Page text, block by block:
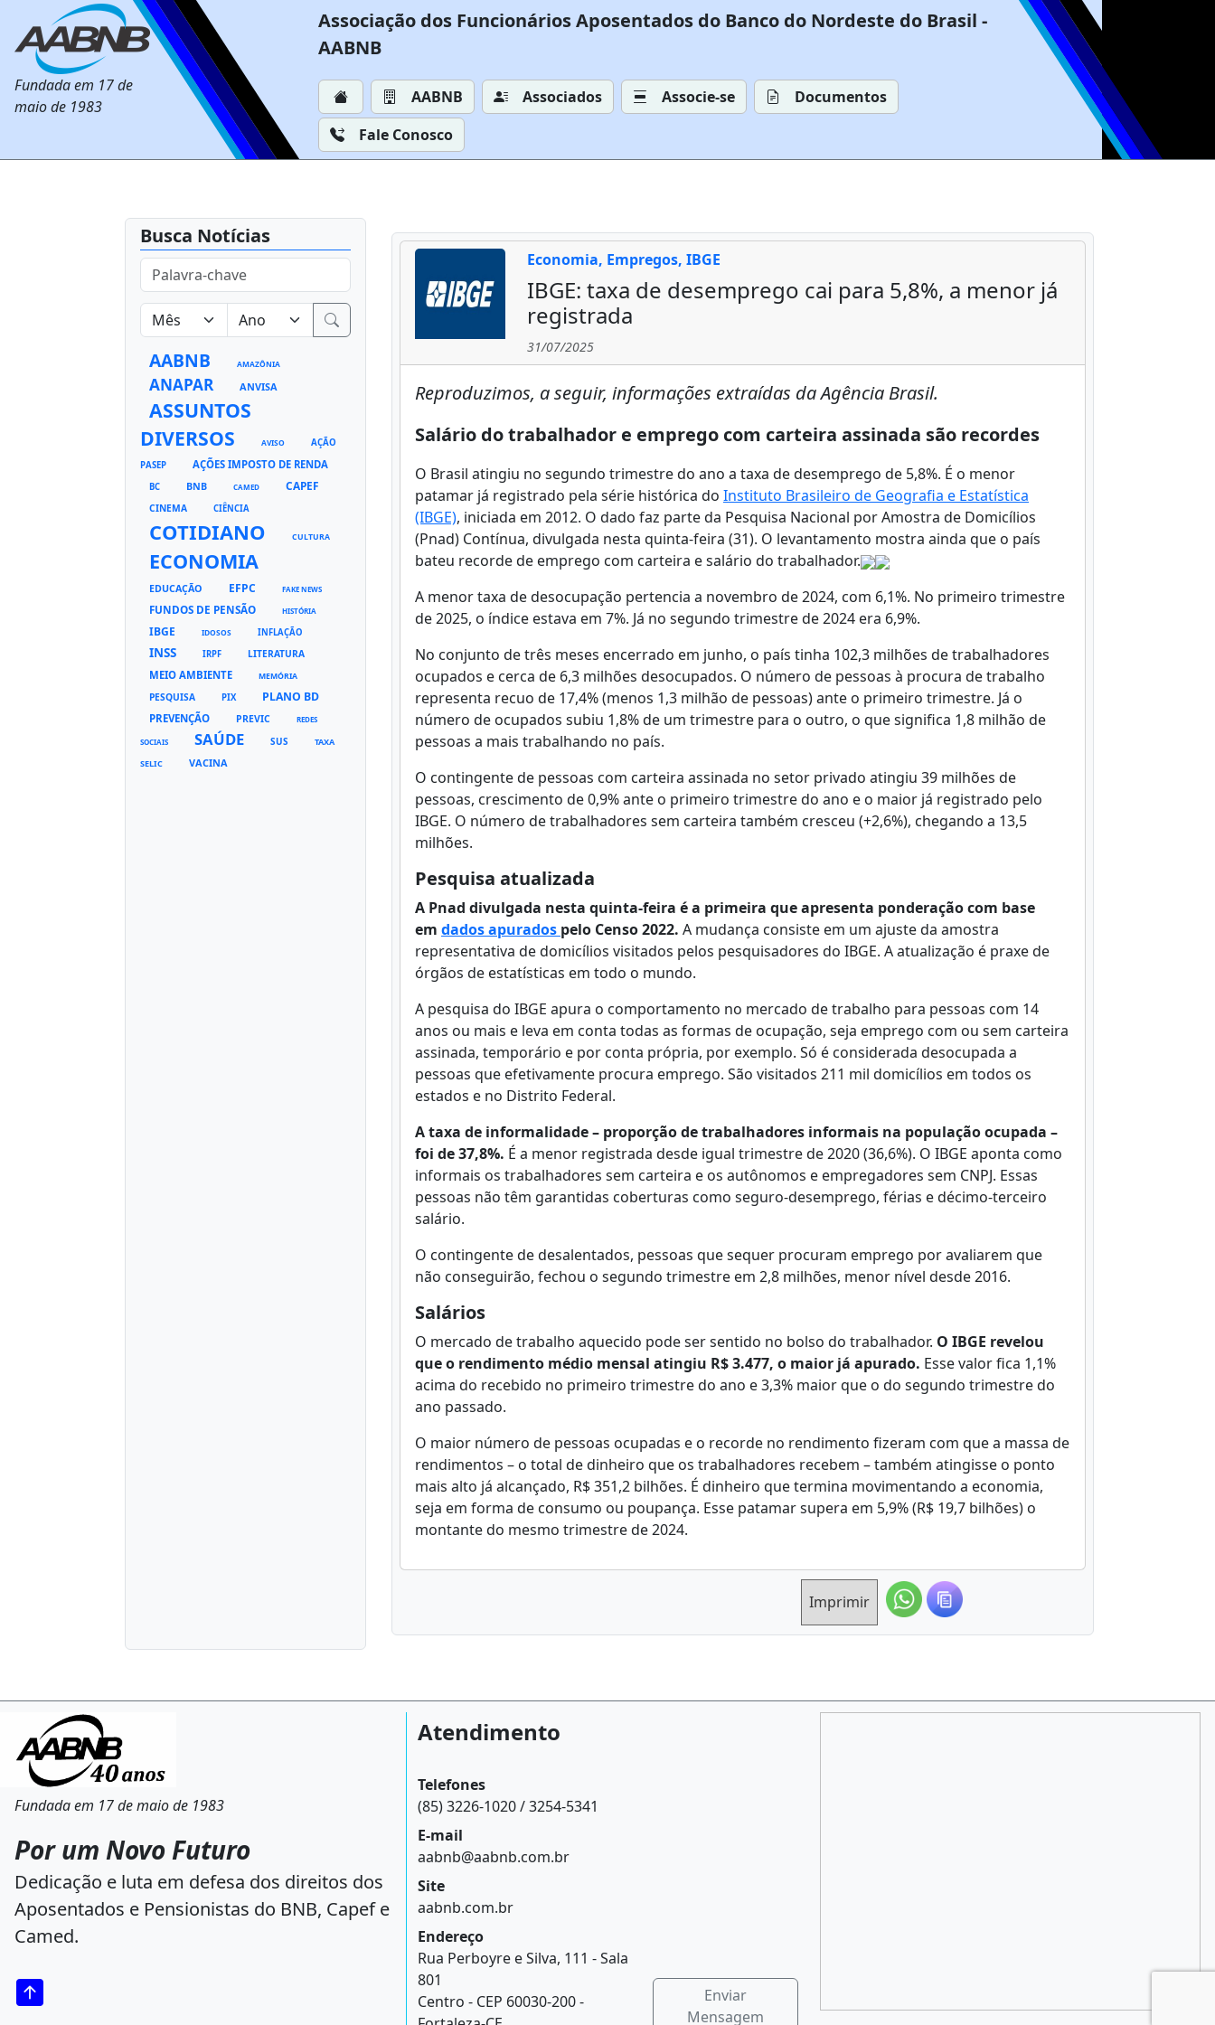
Fundada em 17 de
maio de 1983
Associação dos Funcionários Aposentados do Banco do Nordeste do Brasil -
AABNB
AABNB Associados Associe-se
Documentos
Fale Conosco
Busca Notícias
AABNB AMAZÔNIA
ANAPAR ANVISA
ASSUNTOS
DIVERSOS
AVISO
AÇÃO
PASEP
AÇÕES IMPOSTO DE RENDA
BC BNB CAMED CAPEF
CINEMA CIÊNCIA
COTIDIANO CULTURA
ECONOMIA
EDUCAÇÃO EFPC FAKE NEWS
FUNDOS DE PENSÃO HISTÓRIA
IBGE IDOSOS INFLAÇÃO
INSS IRPF LITERATURA
MEIO AMBIENTE MEMÓRIA
PESQUISA PIX PLANO BD
PREVENÇÃO PREVIC REDES
SOCIAIS SAÚDE SUS
TAXA
SELIC
VACINA
Economia, Empregos, IBGE
IBGE: taxa de desemprego cai para 5,8%, a menor já
registrada
31/07/2025
Reproduzimos, a seguir, informações extraídas da Agência Brasil.
Salário do trabalhador e emprego com carteira assinada são recordes
O Brasil atingiu no segundo trimestre do ano a taxa de desemprego de 5,8%. É o menor
patamar já registrado pela série histórica do Instituto Brasileiro de Geografia e Estatística
(IBGE), iniciada em 2012. O dado faz parte da Pesquisa Nacional por Amostra de Domicílios
(Pnad) Contínua, divulgada nesta quinta-feira (31). O levantamento mostra ainda que o país
bateu recorde de emprego com carteira e salário do trabalhador.
A menor taxa de desocupação pertencia a novembro de 2024, com 6,1%. No primeiro trimestre
de 2025, o índice estava em 7%. Já no segundo trimestre de 2024 era 6,9%.
No conjunto de três meses encerrado em junho, o país tinha 102,3 milhões de trabalhadores
ocupados e cerca de 6,3 milhões desocupados. O número de pessoas à procura de trabalho
representa recuo de 17,4% (menos 1,3 milhão de pessoas) ante o primeiro trimestre. Já o
número de ocupados subiu 1,8% de um trimestre para o outro, o que significa 1,8 milhão de
pessoas a mais trabalhando no país.
O contingente de pessoas com carteira assinada no setor privado atingiu 39 milhões de
pessoas, crescimento de 0,9% ante o primeiro trimestre do ano e o maior já registrado pelo
IBGE. O número de trabalhadores sem carteira também cresceu (+2,6%), chegando a 13,5
milhões.
Pesquisa atualizada
A Pnad divulgada nesta quinta-feira é a primeira que apresenta ponderação com base
em dados apurados pelo Censo 2022. A mudança consiste em um ajuste da amostra
representativa de domicílios visitados pelos pesquisadores do IBGE. A atualização é praxe de
órgãos de estatísticas em todo o mundo.
A pesquisa do IBGE apura o comportamento no mercado de trabalho para pessoas com 14
anos ou mais e leva em conta todas as formas de ocupação, seja emprego com ou sem carteira
assinada, temporário e por conta própria, por exemplo. Só é considerada desocupada a
pessoas que efetivamente procura emprego. São visitados 211 mil domicílios em todos os
estados e no Distrito Federal.
A taxa de informalidade – proporção de trabalhadores informais na população ocupada –
foi de 37,8%. É a menor registrada desde igual trimestre de 2020 (36,6%). O IBGE aponta como
informais os trabalhadores sem carteira e os autônomos e empregadores sem CNPJ. Essas
pessoas não têm garantidas coberturas como seguro-desemprego, férias e décimo-terceiro
salário.
O contingente de desalentados, pessoas que sequer procuram emprego por avaliarem que
não conseguirão, fechou o segundo trimestre em 2,8 milhões, menor nível desde 2016.
Salários
O mercado de trabalho aquecido pode ser sentido no bolso do trabalhador. O IBGE revelou
que o rendimento médio mensal atingiu R$ 3.477, o maior já apurado. Esse valor fica 1,1%
acima do recebido no primeiro trimestre do ano e 3,3% maior que o do segundo trimestre do
ano passado.
O maior número de pessoas ocupadas e o recorde no rendimento fizeram com que a massa de
rendimentos – o total de dinheiro que os trabalhadores recebem – também atingisse o ponto
mais alto já alcançado, R$ 351,2 bilhões. É dinheiro que termina movimentando a economia,
seja em forma de consumo ou poupança. Esse patamar supera em 5,9% (R$ 19,7 bilhões) o
montante do mesmo trimestre de 2024.
Imprimir
Fundada em 17 de maio de 1983
Por um Novo Futuro
Dedicação e luta em defesa dos direitos dos
Aposentados e Pensionistas do BNB, Capef e
Camed.
Atendimento
Telefones
(85) 3226-1020 / 3254-5341
E-mail
aabnb@aabnb.com.br
Site
aabnb.com.br
Endereço
Rua Perboyre e Silva, 111 - Sala
801
Centro - CEP 60030-200 -
Enviar
Mensagem